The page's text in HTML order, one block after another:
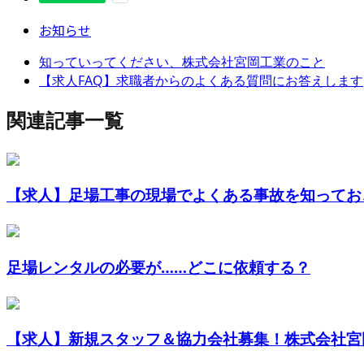
お知らせ
知っていってください、株式会社宮岡工業のこと
【求人FAQ】求職者からのよくある質問にお答えします
関連記事一覧
【求人】足場工事の現場でよくある事故を知ってお
足場レンタルの必要が……どこに依頼する？
【求人】新規スタッフ＆協力会社募集！株式会社